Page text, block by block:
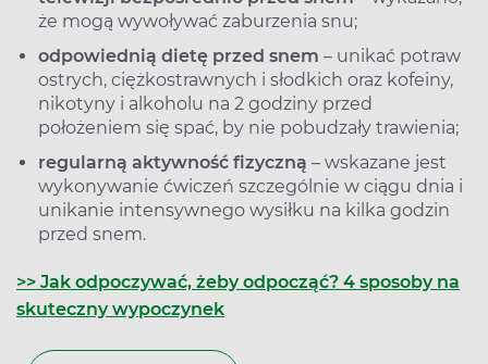
że mogą wywoływać zaburzenia snu;
odpowiednią dietę przed snem – unikać potraw
ostrych, ciężkostrawnych i słodkich oraz kofeiny,
nikotyny i alkoholu na 2 godziny przed
położeniem się spać, by nie pobudzały trawienia;
regularną aktywność fizyczną – wskazane jest
wykonywanie ćwiczeń szczególnie w ciągu dnia i
unikanie intensywnego wysiłku na kilka godzin
przed snem.
>> Jak odpoczywać, żeby odpocząć? 4 sposoby na
skuteczny wypoczynek